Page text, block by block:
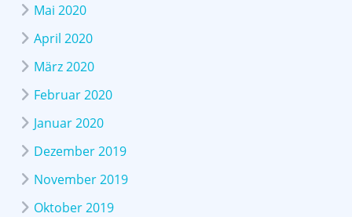
Mai 2020
April 2020
März 2020
Februar 2020
Januar 2020
Dezember 2019
November 2019
Oktober 2019